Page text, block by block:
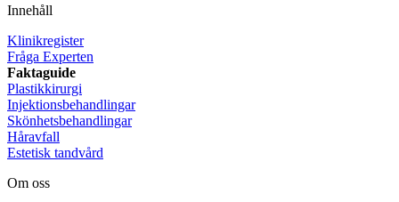
Innehåll
Klinikregister
Fråga Experten
Faktaguide
Plastikkirurgi
Injektionsbehandlingar
Skönhetsbehandlingar
Håravfall
Estetisk tandvård
Om oss